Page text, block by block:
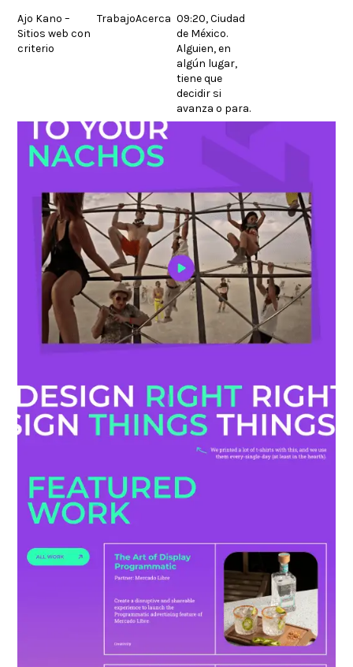
content
Ajo Kano –
Sitios web con
criterio
TrabajoAcerca 09:20, Ciudad
de México.
Alguien, en
algún lugar,
tiene que
decidir si
avanza o para.